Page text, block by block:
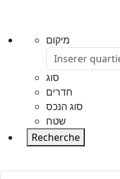
מיקום
סוג
חדרים
סוג הנכס
שטח
Recherche